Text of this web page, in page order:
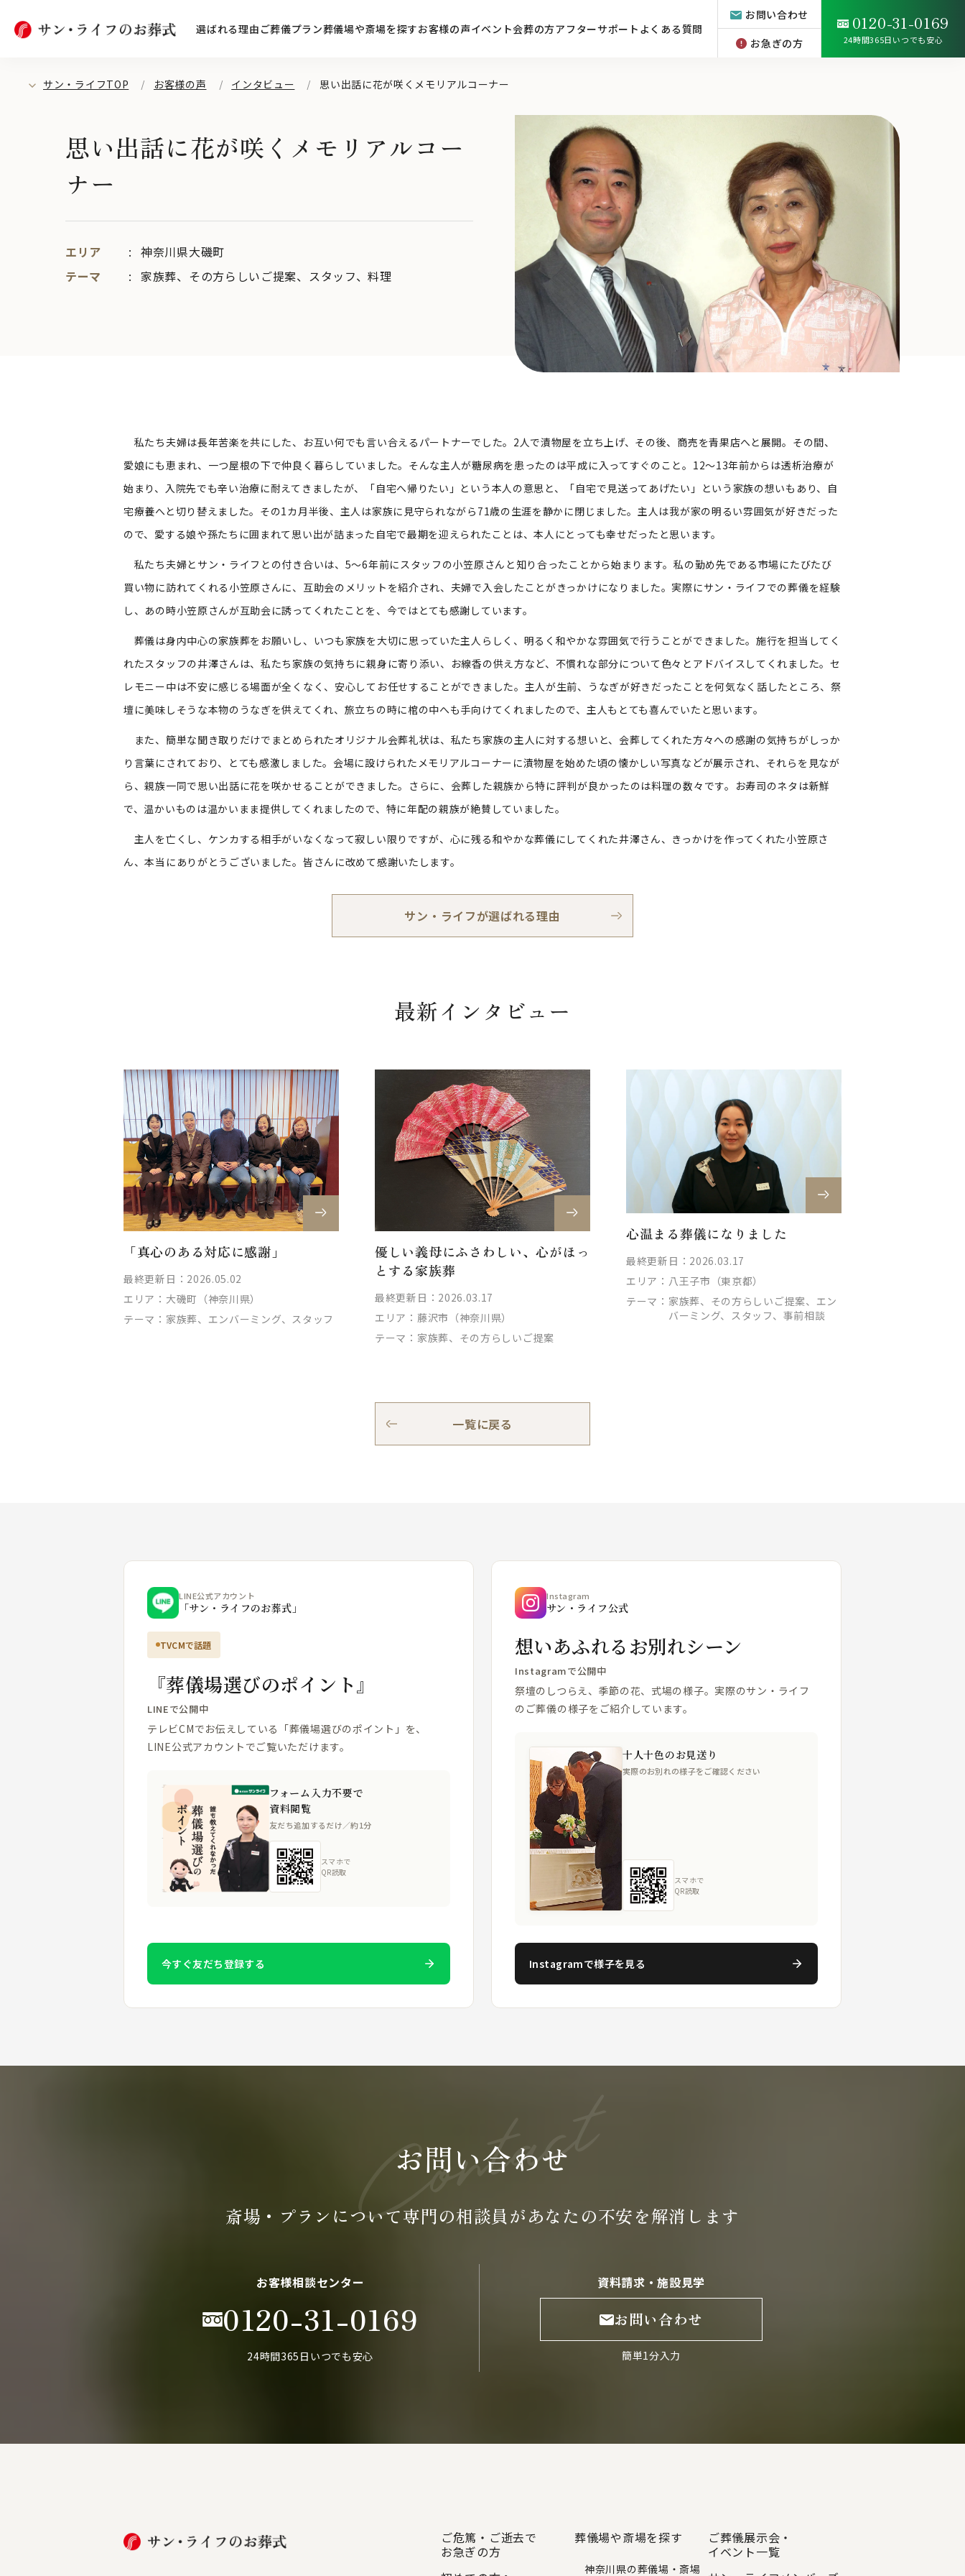
選ばれる理由 ご葬儀プラン葬儀場や斎場を探すお客様の声イベント会葬の方アフターサポート よくある質問
お問い合わせ
お急ぎの方
0120-31-0169
24時間365日いつでも安心
サン・ライフTOP お客様の声 インタビュー 思い出話に花が咲くメモリアルコーナー
思い出話に花が咲くメモリアルコー
ナー
エリア
神奈川県大磯町
テーマ
家族葬、 その方らしいご提案、 スタッフ、料理
私たち夫婦は長年苦楽を共にした、お互い何でも言い合えるパートナーでした。2人で漬物屋を立ち上げ、その後、商売を青果店へと展開。その間、
愛娘にも恵まれ、一つ屋根の下で仲良く暮らしていました。そんな主人が糖尿病を患ったのは平成に入ってすぐのこと。12～13年前からは透析治療が
始まり、入院先でも辛い治療に耐えてきましたが、「自宅へ帰りたい」という本人の意思と、「自宅で見送ってあげたい」という家族の想いもあり、自
宅療養へと切り替えました。その1カ月半後、主人は家族に見守られながら71歳の生涯を静かに閉じました。主人は我が家の明るい雰囲気が好きだった
ので、愛する娘や孫たちに囲まれて思い出が詰まった自宅で最期を迎えられたことは、本人にとっても幸せだったと思います。
私たち夫婦とサン・ライフとの付き合いは、5～6年前にスタッフの小笠原さんと知り合ったことから始まります。私の勤め先である市場にたびたび
買い物に訪れてくれる小笠原さんに、互助会のメリットを紹介され、夫婦で入会したことがきっかけになりました。実際にサン・ライフでの葬儀を経験
し、あの時小笠原さんが互助会に誘ってくれたことを、今ではとても感謝しています。
葬儀は身内中心の家族葬をお願いし、いつも家族を大切に思っていた主人らしく、明るく和やかな雰囲気で行うことができました。施行を担当してく
れたスタッフの井澤さんは、私たち家族の気持ちに親身に寄り添い、お線香の供え方など、不慣れな部分について色々とアドバイスしてくれました。セ
レモニー中は不安に感じる場面が全くなく、安心してお任せすることができました。主人が生前、うなぎが好きだったことを何気なく話したところ、祭
壇に美味しそうな本物のうなぎを供えてくれ、旅立ちの時に棺の中へも手向けてくれましたので、主人もとても喜んでいたと思います。
また、簡単な聞き取りだけでまとめられたオリジナル会葬礼状は、私たち家族の主人に対する想いと、会葬してくれた方々への感謝の気持ちがしっか
り言葉にされており、とても感激しました。会場に設けられたメモリアルコーナーに漬物屋を始めた頃の懐かしい写真などが展示され、それらを見なが
ら、親族一同で思い出話に花を咲かせることができました。さらに、会葬した親族から特に評判が良かったのは料理の数々です。お寿司のネタは新鮮
で、温かいものは温かいまま提供してくれましたので、特に年配の親族が絶賛していました。
主人を亡くし、ケンカする相手がいなくなって寂しい限りですが、心に残る和やかな葬儀にしてくれた井澤さん、きっかけを作ってくれた小笠原さ
ん、本当にありがとうございました。皆さんに改めて感謝いたします。
サン・ライフが選ばれる理由
最新インタビュー
「真心のある対応に感謝」
最終更新日：2026.05.02
エリア： 大磯町（神奈川県）
テーマ： 家族葬、エンバーミング、スタッフ
優しい義母にふさわしい、心がほっ
とする家族葬
最終更新日：2026.03.17
エリア： 藤沢市（神奈川県）
テーマ： 家族葬、その方らしいご提案
心温まる葬儀になりました
最終更新日：2026.03.17
エリア： 八王子市（東京都）
テーマ： 家族葬、その方らしいご提案、エン
バーミング、スタッフ、事前相談
一覧に戻る
LINE公式アカウント
「サン・ライフのお葬式」
TVCMで話題
『葬儀場選びのポイント』
LINEで公開中
テレビCMでお伝えしている「葬儀場選びのポイント」を、
LINE公式アカウントでご覧いただけます。
フォーム入力不要で
資料閲覧
友だち追加するだけ／約1分
スマホで
QR読取
今すぐ友だち登録する
Instagram
サン・ライフ公式
想いあふれるお別れシーン
Instagramで公開中
祭壇のしつらえ、季節の花、式場の様子。実際のサン・ライフ
のご葬儀の様子をご紹介しています。
十人十色のお見送り
実際のお別れの様子をご確認ください
スマホで
QR読取
Instagramで様子を見る
お問い合わせ
斎場・プランについて専門の相談員があなたの不安を解消します
お客様相談センター
0120-31-0169
24時間365日いつでも安心
資料請求・施設見学
お問い合わせ
簡単1分入力
ご危篤・ご逝去で
お急ぎの方
葬儀場や斎場を探す
神奈川県の葬儀場・斎場
ご葬儀展示会・
イベント一覧